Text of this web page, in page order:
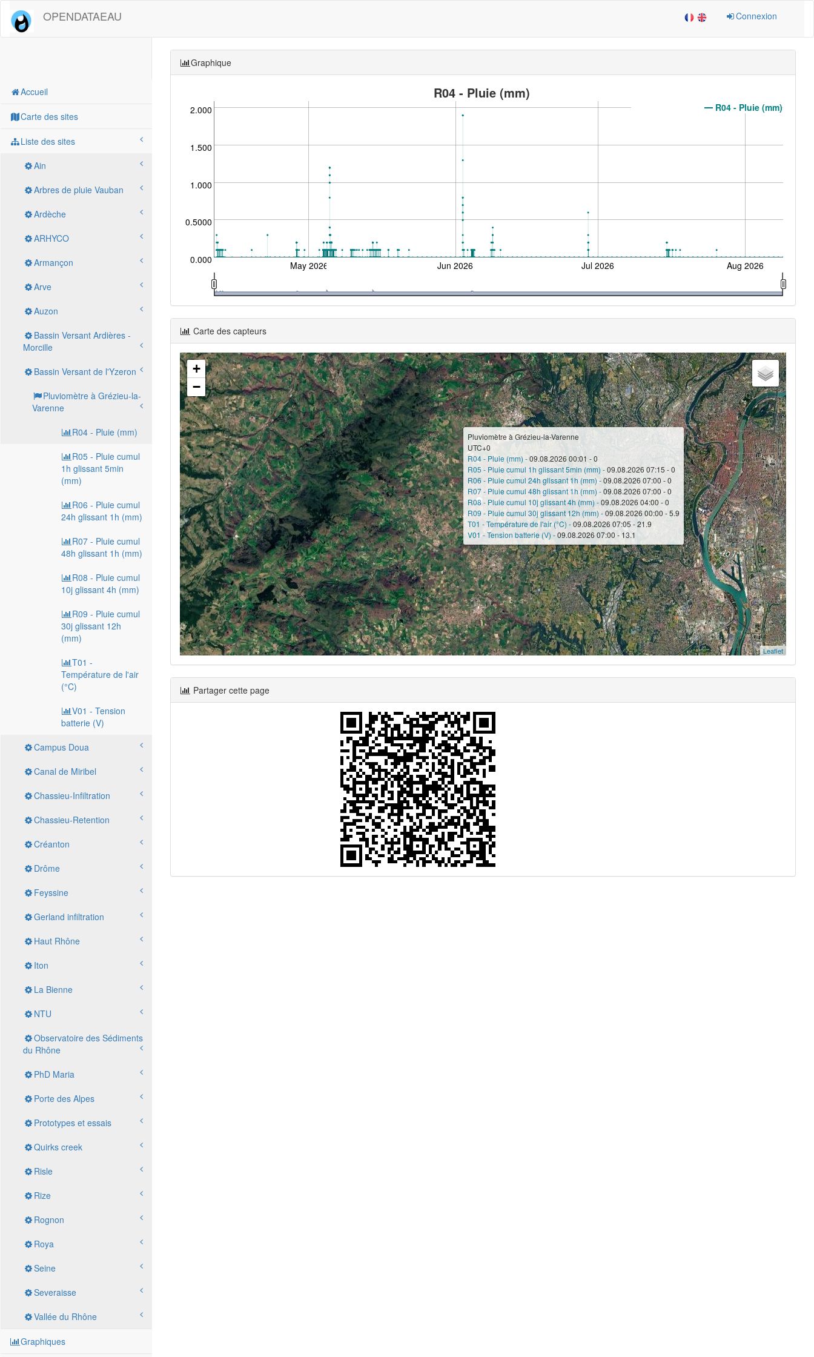
OPENDATAEAU Connexion
Accueil
Carte des sites
Liste des sites
Ain
Arbres de pluie Vauban
Ardèche
ARHYCO
Armançon
Arve
Auzon
Bassin Versant Ardières -
Morcille
Bassin Versant de l'Yzeron
Pluviomètre à Grézieu-la-
Varenne
R04 - Pluie (mm)
R05 - Pluie cumul
1h glissant 5min
(mm)
R06 - Pluie cumul
24h glissant 1h (mm)
R07 - Pluie cumul
48h glissant 1h (mm)
R08 - Pluie cumul
10j glissant 4h (mm)
R09 - Pluie cumul
30j glissant 12h
(mm)
T01 -
Température de l'air
(°C)
V01 - Tension
batterie (V)
Campus Doua
Canal de Miribel
Chassieu-Infiltration
Chassieu-Retention
Créanton
Drôme
Feyssine
Gerland infiltration
Haut Rhône
Iton
La Bienne
NTU
Observatoire des Sédiments
du Rhône
PhD Maria
Porte des Alpes
Prototypes et essais
Quirks creek
Risle
Rize
Rognon
Roya
Seine
Severaisse
Vallée du Rhône
Graphiques
Graphique
R04 - Pluie (mm)
R04 - Pluie (mm)
0.000
0.5000
1.000
1.500
2.000
May 2026 Jun 2026 Jul 2026 Aug 2026
Carte des capteurs
Pluviomètre à Grézieu-la-Varenne
UTC+0
R04 - Pluie (mm) -09.08.2026 00:01 - 0
R05 - Pluie cumul 1h glissant 5min (mm) -09.08.2026 07:15 - 0
R06 - Pluie cumul 24h glissant 1h (mm) -09.08.2026 07:00 - 0
R07 - Pluie cumul 48h glissant 1h (mm) -09.08.2026 07:00 - 0
R08 - Pluie cumul 10j glissant 4h (mm) -09.08.2026 04:00 - 0
R09 - Pluie cumul 30j glissant 12h (mm) -09.08.2026 00:00 - 5.9
T01 - Température de l'air (°C) -09.08.2026 07:05 - 21.9
V01 - Tension batterie (V) -09.08.2026 07:00 - 13.1
+
−
Leaflet
Partager cette page